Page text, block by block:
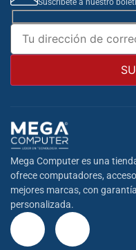
Suscribete a nuestro
Mega Computer es una
ofrece computadores,
mejores marcas, con
personalizada.